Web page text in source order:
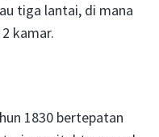
tiga lantai, di mana
kamar.
1830 bertepatan